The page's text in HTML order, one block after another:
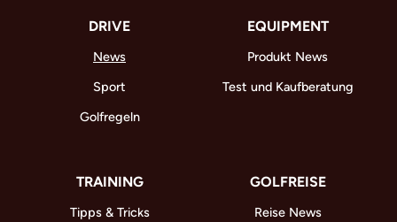
DRIVE
News
Sport
Golfregeln
EQUIPMENT
Produkt News
Test und Kaufberatung
TRAINING
Tipps & Tricks
GOLFREISE
Reise News